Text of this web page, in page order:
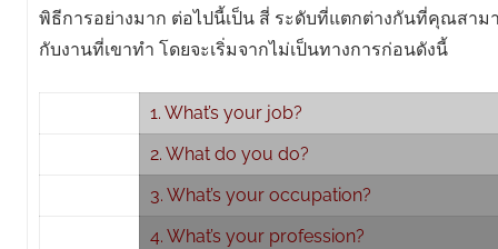
พิธีการอย่างมาก ต่อไปนี้เป็น สี่ ระดับที่แตกต่างกันที่คุณสาม
กับงานที่เขาทำ โดยจะเริ่มจากไม่เป็นทางการก่อนดังนี้
1. What’s your job?
2. What do you do?
3. What’s your occupation?
4. What’s your profession?